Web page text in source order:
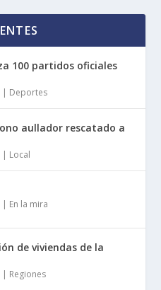
100 partidos oficiales
| Deportes
aullador rescatado a
| Local
| En la mira
de viviendas de la
| Regiones